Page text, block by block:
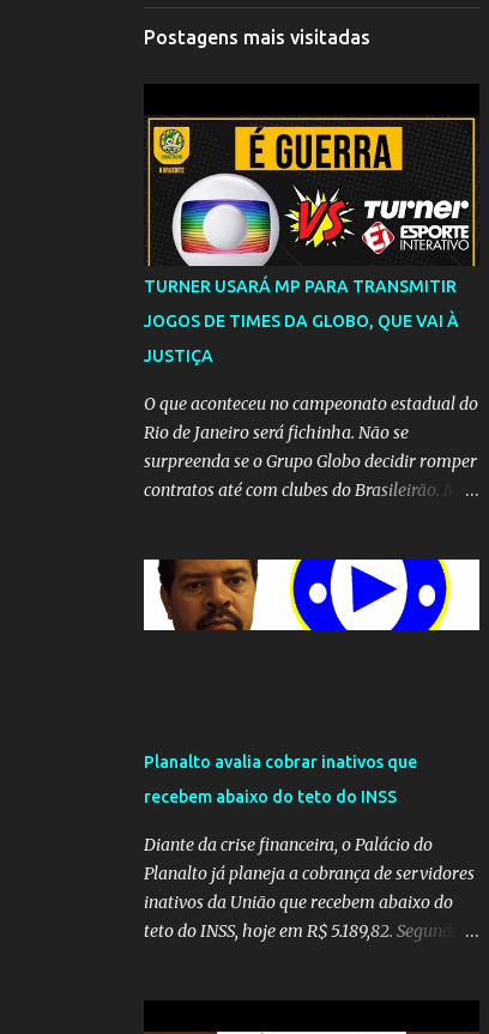
Postagens mais visitadas
TURNER USARÁ MP PARA TRANSMITIR
JOGOS DE TIMES DA GLOBO, QUE VAI À
JUSTIÇA
O que aconteceu no campeonato estadual do
Rio de Janeiro será fichinha. Não se
surpreenda se o Grupo Globo decidir romper
contratos até com clubes do Brasileirão. Mas
seu monopólio.
Planalto avalia cobrar inativos que
recebem abaixo do teto do INSS
Diante da crise financeira, o Palácio do
Planalto já planeja a cobrança de servidores
inativos da União que recebem abaixo do
teto do INSS, hoje em R$ 5.189,82. Segundo